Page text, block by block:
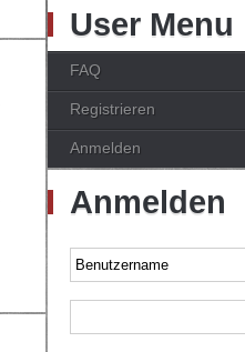
User Menu
FAQ
Registrieren
Anmelden
Anmelden